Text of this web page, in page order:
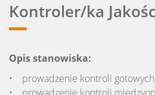
Kontroler/ka
Opis stanowiska:
• prowadzenie kontroli